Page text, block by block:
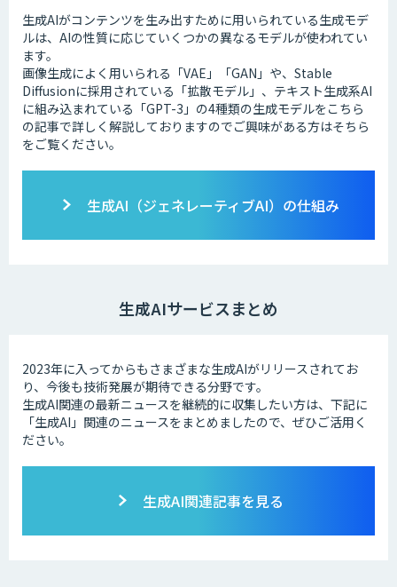
生成AIがコンテンツを生み出すために用いられている生成モデ
ルは、AIの性質に応じていくつかの異なるモデルが使われてい
ます。
画像生成によく用いられる「VAE」「GAN」や、Stable
Diffusionに採用されている「拡散モデル」、テキスト生成系AI
に組み込まれている「GPT-3」の4種類の生成モデルをこちら
の記事で詳しく解説しておりますのでご興味がある方はそちら
をご覧ください。
生成AI（ジェネレーティブAI）の仕組み
生成AIサービスまとめ
2023年に入ってからもさまざまな生成AIがリリースされてお
り、今後も技術発展が期待できる分野です。
生成AI関連の最新ニュースを継続的に収集したい方は、下記に
「生成AI」関連のニュースをまとめましたので、ぜひご活用く
ださい。
生成AI関連記事を見る